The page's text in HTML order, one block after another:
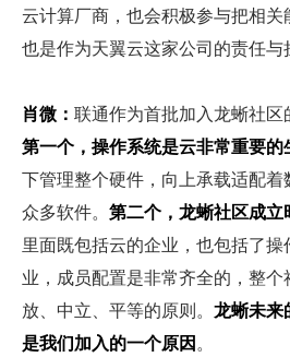
云计算厂商，也会积极参与把相
也是作为天翼云这家公司的责任与
肖微： 联通作为首批加入龙蜥社区
第一个，操作系统是云非常重要的
下管理整个硬件，向上承载适配
众多软件。 第二个，龙蜥社区成
里面既包括云的企业，也包括了
业，成员配置是非常齐全的，整
放、中立、平等的原则。 龙蜥未来
是我们加入的一个原因。